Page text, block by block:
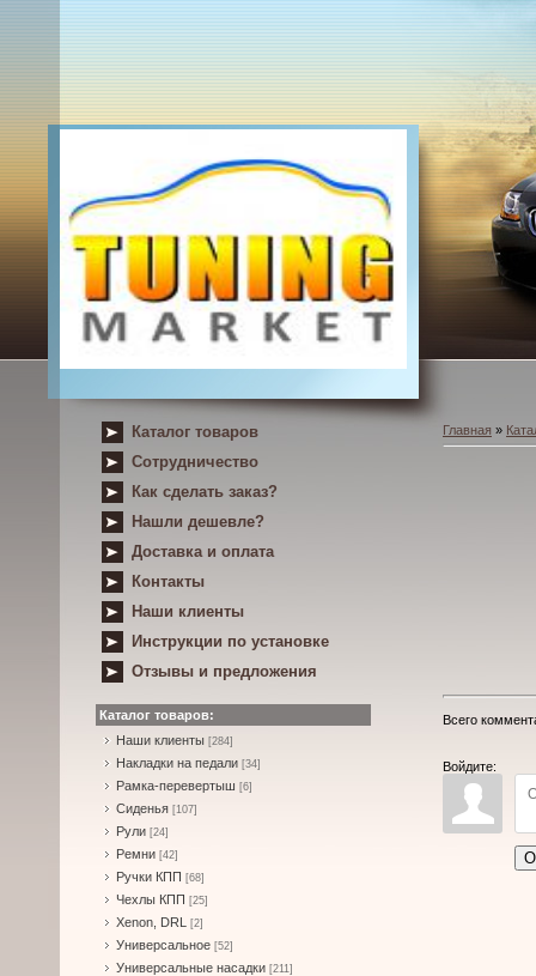
Каталог товаров
Сотрудничество
Как сделать заказ?
Нашли дешевле?
Доставка и оплата
Контакты
Наши клиенты
Инструкции по установке
Отзывы и предложения
Каталог товаров:
Наши клиенты [284]
Накладки на педали [34]
Рамка-перевертыш [6]
Сиденья [107]
Рули [24]
Ремни [42]
Ручки КПП [68]
Чехлы КПП [25]
Xenon, DRL [2]
Универсальное [52]
Универсальные насадки [211]
Главная »
Всего
Войдите: